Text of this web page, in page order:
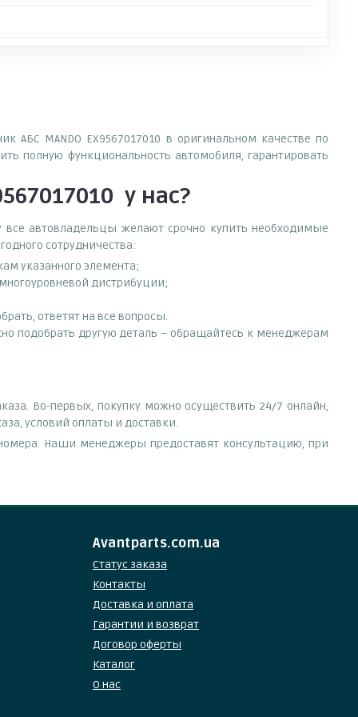
АБС MANDO EX9567017010 в оригинальном качестве по
полную функциональность автомобиля, гарантировать
у нас?
все автовладельцы желают срочно купить необходимые
сотрудничества:
указанного элемента;
дистрибуции;
ответят на все вопросы.
подобрать другую деталь – обращайтесь к менеджерам
Во-первых, покупку можно осуществить 24/7 онлайн,
условий оплаты и доставки.
Наши менеджеры предоставят консультацию, при
Avantparts.com.ua
Статус заказа
Контакты
Доставка и оплата
Гарантии и возврат
Договор оферты
Каталог
О нас